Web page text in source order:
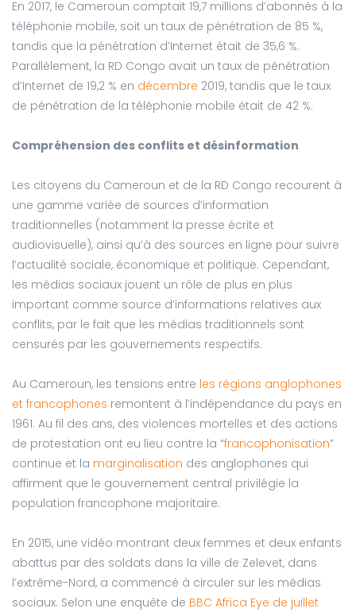
En 2017, le Cameroun comptait 19,7 millions d’abonnés à la
téléphonie mobile, soit un taux de pénétration de 85 %,
tandis que la pénétration d’Internet était de 35,6 %.
Parallèlement, la RD Congo avait un taux de pénétration
d’Internet de 19,2 % en décembre 2019, tandis que le taux
de pénétration de la téléphonie mobile était de 42 %.
Compréhension des conflits et désinformation
Les citoyens du Cameroun et de la RD Congo recourent à
une gamme variée de sources d’information
traditionnelles (notamment la presse écrite et
audiovisuelle), ainsi qu’à des sources en ligne pour suivre
l’actualité sociale, économique et politique. Cependant,
les médias sociaux jouent un rôle de plus en plus
important comme source d’informations relatives aux
conflits, par le fait que les médias traditionnels sont
censurés par les gouvernements respectifs.
Au Cameroun, les tensions entre les régions anglophones
et francophones remontent à l’indépendance du pays en
1961. Au fil des ans, des violences mortelles et des actions
de protestation ont eu lieu contre la “francophonisation”
continue et la marginalisation des anglophones qui
affirment que le gouvernement central privilégie la
population francophone majoritaire.
En 2015, une vidéo montrant deux femmes et deux enfants
abattus par des soldats dans la ville de Zelevet, dans
l’extrême-Nord, a commencé à circuler sur les médias
sociaux. Selon une enquête de BBC Africa Eye de juillet